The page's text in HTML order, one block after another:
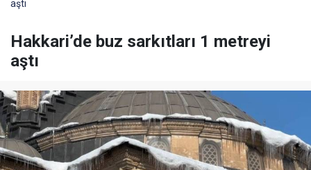
aştı
Hakkari’de buz sarkıtları 1 metreyi
aştı